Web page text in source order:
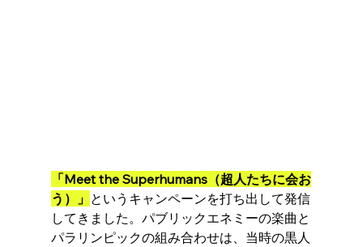
「Meet the Superhumans（超人たちに会お
う）」 というキャンペーンを打ち出して発信
してきました。パブリックエネミーの楽曲と
パラリンピックの組み合わせは、当時の黒人